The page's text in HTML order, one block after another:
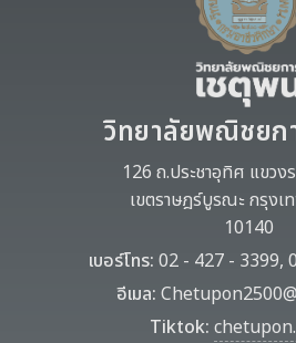
วิทยาลัยพณิชยก
126 ถ.ประชาอุทิศ แขว
เขตราษฎร์บูรณะ กรุงเ
10140
เบอร์โทร: 02 - 427 - 3399,
อีเมล:
Tiktok: